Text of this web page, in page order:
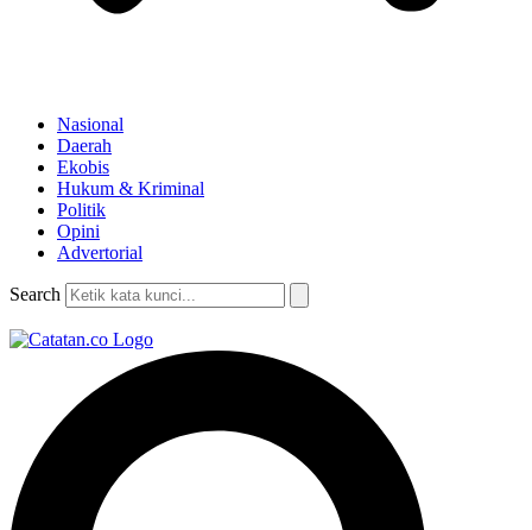
Nasional
Daerah
Ekobis
Hukum & Kriminal
Politik
Opini
Advertorial
Search